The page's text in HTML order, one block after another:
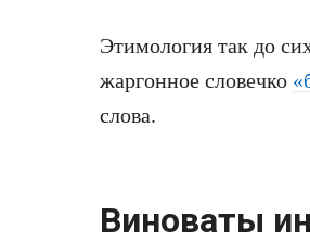
Этимология так до
жаргонное словечко
слова.
Виноваты